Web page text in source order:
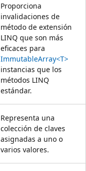
Proporciona
invalidaciones de
método de extensión
LINQ que son más
eficaces para
ImmutableArray<T>
instancias que los
métodos LINQ
estándar.
Representa una
colección de claves
asignadas a uno o
varios valores.